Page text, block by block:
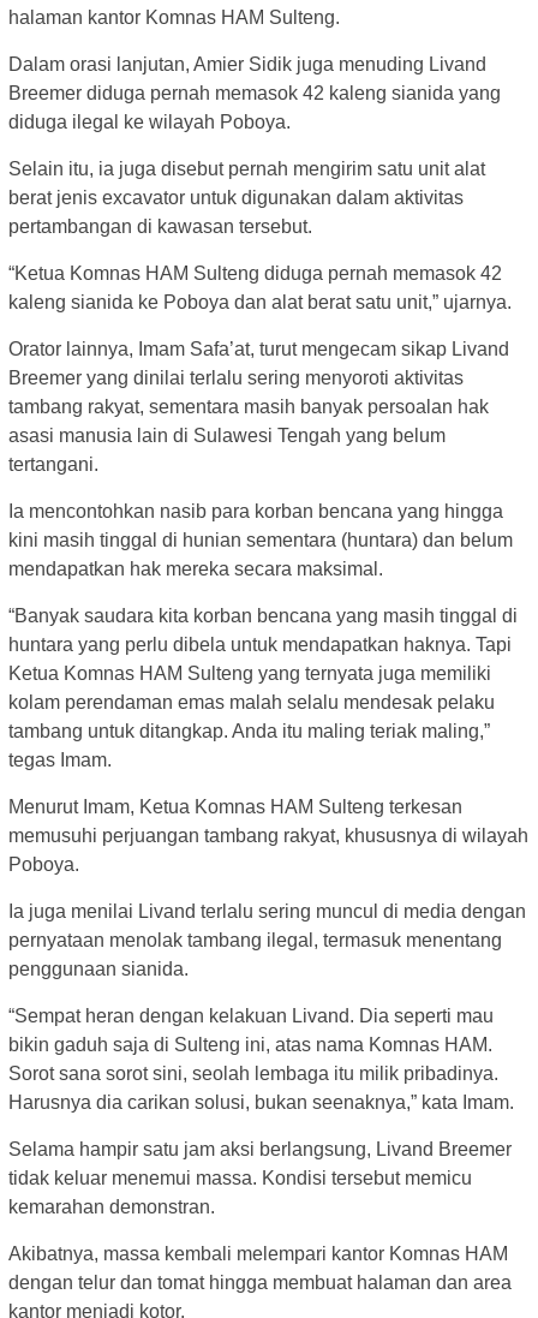
halaman kantor Komnas HAM Sulteng.
Dalam orasi lanjutan, Amier Sidik juga menuding Livand
Breemer diduga pernah memasok 42 kaleng sianida yang
diduga ilegal ke wilayah Poboya.
Selain itu, ia juga disebut pernah mengirim satu unit alat
berat jenis excavator untuk digunakan dalam aktivitas
pertambangan di kawasan tersebut.
“Ketua Komnas HAM Sulteng diduga pernah memasok 42
kaleng sianida ke Poboya dan alat berat satu unit,” ujarnya.
Orator lainnya, Imam Safa’at, turut mengecam sikap Livand
Breemer yang dinilai terlalu sering menyoroti aktivitas
tambang rakyat, sementara masih banyak persoalan hak
asasi manusia lain di Sulawesi Tengah yang belum
tertangani.
Ia mencontohkan nasib para korban bencana yang hingga
kini masih tinggal di hunian sementara (huntara) dan belum
mendapatkan hak mereka secara maksimal.
“Banyak saudara kita korban bencana yang masih tinggal di
huntara yang perlu dibela untuk mendapatkan haknya. Tapi
Ketua Komnas HAM Sulteng yang ternyata juga memiliki
kolam perendaman emas malah selalu mendesak pelaku
tambang untuk ditangkap. Anda itu maling teriak maling,”
tegas Imam.
Menurut Imam, Ketua Komnas HAM Sulteng terkesan
memusuhi perjuangan tambang rakyat, khususnya di wilayah
Poboya.
Ia juga menilai Livand terlalu sering muncul di media dengan
pernyataan menolak tambang ilegal, termasuk menentang
penggunaan sianida.
“Sempat heran dengan kelakuan Livand. Dia seperti mau
bikin gaduh saja di Sulteng ini, atas nama Komnas HAM.
Sorot sana sorot sini, seolah lembaga itu milik pribadinya.
Harusnya dia carikan solusi, bukan seenaknya,” kata Imam.
Selama hampir satu jam aksi berlangsung, Livand Breemer
tidak keluar menemui massa. Kondisi tersebut memicu
kemarahan demonstran.
Akibatnya, massa kembali melempari kantor Komnas HAM
dengan telur dan tomat hingga membuat halaman dan area
kantor menjadi kotor.